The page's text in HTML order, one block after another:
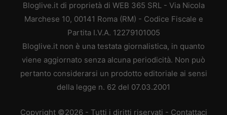
Bloglive.it di proprietà di WEB 365 SRL - Via Nicola
Marchese 10, 00141 Roma (RM) - Codice Fiscale e
Partita I.V.A. 12279101005
Bloglive.it non è una testata giornalistica, in quanto
viene aggiornato senza alcuna periodicità. Non può
pertanto considerarsi un prodotto editoriale ai sensi
della legge n. 62 del 07.03.2001
Copyright ©2026 - Tutti i diritti riservati - Contattaci